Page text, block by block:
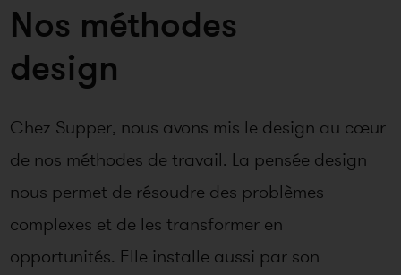
Nos méthodes
design
Chez Supper, nous avons mis le design au cœur
de nos méthodes de travail. La pensée design
nous permet de résoudre des problèmes
complexes et de les transformer en
opportunités. Elle installe aussi par son